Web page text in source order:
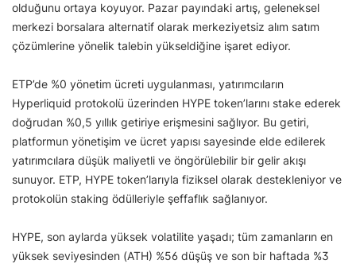
olduğunu ortaya koyuyor. Pazar payındaki artış, geleneksel
merkezi borsalara alternatif olarak merkeziyetsiz alım satım
çözümlerine yönelik talebin yükseldiğine işaret ediyor.
ETP’de %0 yönetim ücreti uygulanması, yatırımcıların
Hyperliquid protokolü üzerinden HYPE token’larını stake ederek
doğrudan %0,5 yıllık getiriye erişmesini sağlıyor. Bu getiri,
platformun yönetişim ve ücret yapısı sayesinde elde edilerek
yatırımcılara düşük maliyetli ve öngörülebilir bir gelir akışı
sunuyor. ETP, HYPE token’larıyla fiziksel olarak destekleniyor ve
protokolün staking ödülleriyle şeffaflık sağlanıyor.
HYPE, son aylarda yüksek volatilite yaşadı; tüm zamanların en
yüksek seviyesinden (ATH) %56 düşüş ve son bir haftada %3